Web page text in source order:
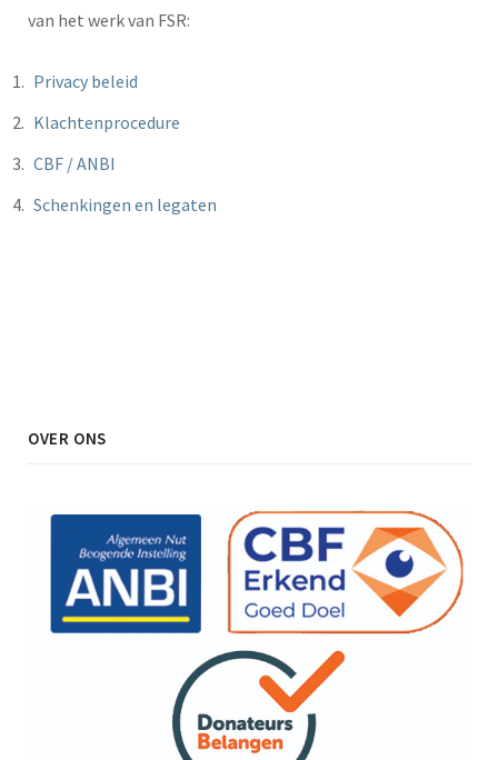
van het werk van FSR:
Privacy beleid
Klachtenprocedure
CBF / ANBI
Schenkingen en legaten
OVER ONS